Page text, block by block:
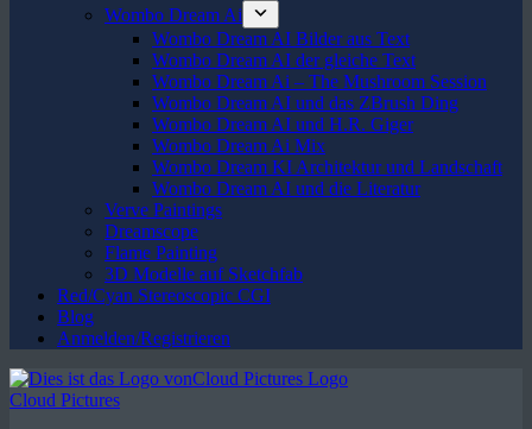
Wombo Dream Ai
Wombo Dream AI Bilder aus Text
Wombo Dream AI der gleiche Text
Wombo Dream Ai – The Mushroom Session
Wombo Dream AI und das ZBrush Ding
Wombo Dream AI und H.R. Giger
Wombo Dream Ai Mix
Wombo Dream KI Architektur und Landschaft
Wombo Dream AI und die Literatur
Verve Paintings
Dreamscope
Flame Painting
3D Modelle auf Sketchfab
Red/Cyan Stereoscopic CGI
Blog
Anmelden/Registrieren
Cloud Pictures